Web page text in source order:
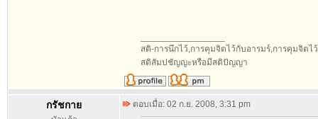
สติ-การนึกไว้,การคุมจิตไว้กับอารมร์,การคุมจิต
สติสัมปชัญญะหรือมีสติปัญญา
กรัชกาย ตอบเมื่อ: 02 ก.ย. 2008, 3:31 pm